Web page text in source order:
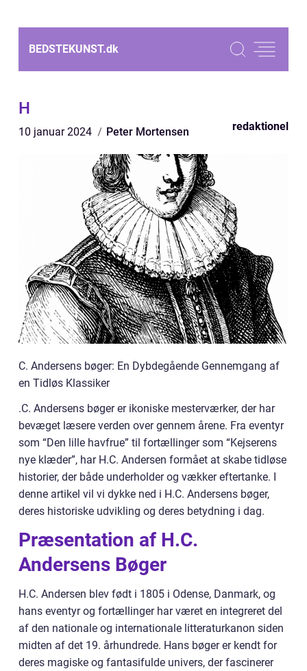
BEDSTEKUNST.dk
H
10 januar 2024 Peter Mortensen redaktionel
C. Andersens bøger: En Dybdegående Gennemgang af
en Tidløs Klassiker
.C. Andersens bøger er ikoniske mesterværker, der har
bevæget læsere verden over gennem årene. Fra eventyr
som “Den lille havfrue” til fortællinger som “Kejserens
nye klæder”, har H.C. Andersen formået at skabe tidløse
historier, der både underholder og vækker eftertanke. I
denne artikel vil vi dykke ned i H.C. Andersens bøger,
deres historiske udvikling og deres betydning i dag.
Præsentation af H.C.
Andersens Bøger
H.C. Andersen blev født i 1805 i Odense, Danmark, og
hans eventyr og fortællinger har været en integreret del
af den nationale og internationale litteraturkanon siden
midten af det 19. århundrede. Hans bøger er kendt for
deres magiske og fantasifulde univers, der fascinerer